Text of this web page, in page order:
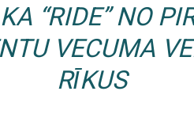
“RIDE” NO
VECUMA
RĪKUS